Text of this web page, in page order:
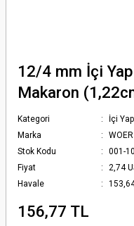
12/4 mm İçi
Makaron
Kategori
İçi
Marka
WOER
Stok Kodu
001-
Fiyat
2,74
Havale
156,77 TL